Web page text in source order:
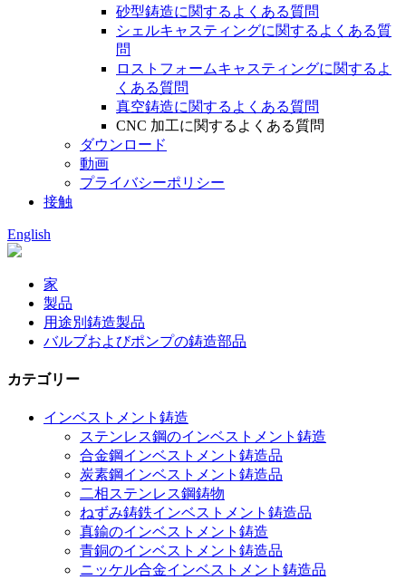
砂型鋳造に関するよくある質問
シェルキャスティングに関するよくある質
問
ロストフォームキャスティングに関するよ
くある質問
真空鋳造に関するよくある質問
CNC 加工に関するよくある質問
ダウンロード
動画
プライバシーポリシー
接触
English
家
製品
用途別鋳造製品
バルブおよびポンプの鋳造部品
カテゴリー
インベストメント鋳造
ステンレス鋼のインベストメント鋳造
合金鋼インベストメント鋳造品
炭素鋼インベストメント鋳造品
二相ステンレス鋼鋳物
ねずみ鋳鉄インベストメント鋳造品
真鍮のインベストメント鋳造
青銅のインベストメント鋳造品
ニッケル合金インベストメント鋳造品